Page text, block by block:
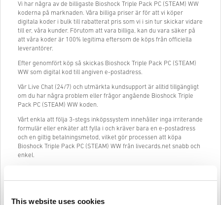
This website uses cookies
Vi har några av de billigaste Bioshock Triple Pack PC (STEAM) WW
koderna på marknaden. Våra billiga priser är för att vi köper
digitala koder i bulk till rabatterat pris som vi i sin tur skickar vidare
till er, våra kunder. Förutom att vara billiga, kan du vara säker på
att våra koder är 100% legitima eftersom de köps från officiella
leverantörer.
Efter genomfört köp så skickas Bioshock Triple Pack PC (STEAM)
WW som digital kod till angiven e-postadress.
Vår Live Chat (24/7) och utmärkta kundsupport är alltid tillgängligt
om du har några problem eller frågor angående Bioshock Triple
Pack PC (STEAM) WW koden.
Vårt enkla att följa 3-stegs inköpssystem innehåller inga irriterande
formulär eller enkäter att fylla i och kräver bara en e-postadress
och en giltig betalningsmetod, vilket gör processen att köpa
Bioshock Triple Pack PC (STEAM) WW från livecards.net snabb och
enkel.